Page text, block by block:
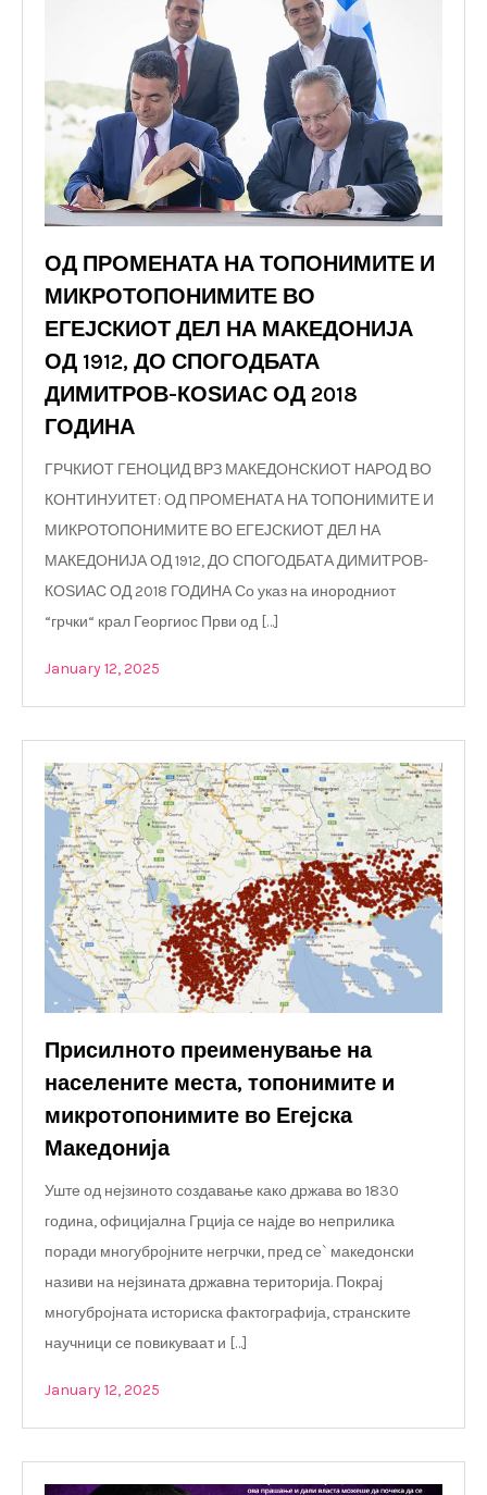
ОД ПРОМЕНАТА НА ТОПОНИМИТЕ И
МИКРОТОПОНИМИТЕ ВО
ЕГЕЈСКИОТ ДЕЛ НА МАКЕДОНИЈА
ОД 1912, ДО СПОГОДБАТА
ДИМИТРОВ-КОЅИАС ОД 2018
ГОДИНА
ГРЧКИОТ ГЕНОЦИД ВРЗ МАКЕДОНСКИОТ НАРОД ВО
КОНТИНУИТЕТ: ОД ПРОМЕНАТА НА ТОПОНИМИТЕ И
МИКРОТОПОНИМИТЕ ВО ЕГЕЈСКИОТ ДЕЛ НА
МАКЕДОНИЈА ОД 1912, ДО СПОГОДБАТА ДИМИТРОВ-
КОЅИАС ОД 2018 ГОДИНА Со указ на инородниот
“грчки“ крал Георгиос Први од […]
January 12, 2025
Присилното преименување на
населените места, топонимите и
микротопонимите во Егејска
Македонија
Уште од нејзиното создавање како држава во 1830
година, официјална Грција се најде во неприлика
поради многубројните негрчки, пред се` македонски
називи на нејзината државна територија. Покрај
многубројната историска фактографија, странските
научници се повикуваат и […]
January 12, 2025